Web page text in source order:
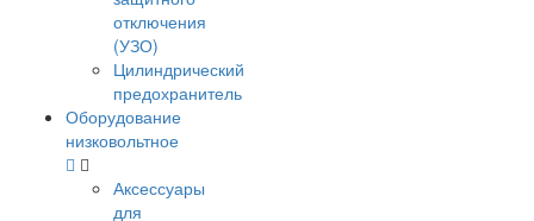
отключения
(УЗО)
Цилиндрический
предохранитель
Оборудование
низковольтное
Аксессуары
для